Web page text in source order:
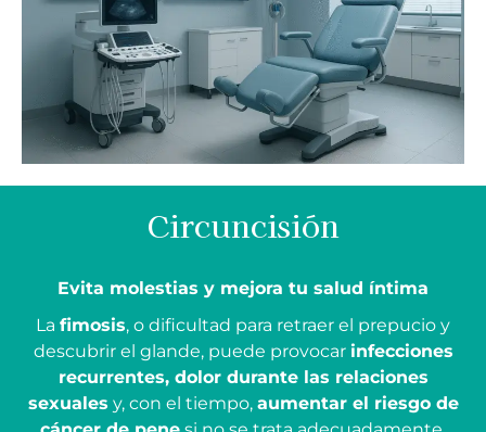
Circuncisión
Evita molestias y mejora tu salud íntima
La fimosis, o dificultad para retraer el prepucio y
descubrir el glande, puede provocar infecciones
recurrentes, dolor durante las relaciones
sexuales y, con el tiempo, aumentar el riesgo de